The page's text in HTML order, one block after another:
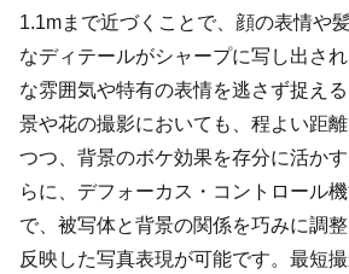
1.1mまで近づくことで、顔の表情や
なディテールがシャープに写し出さ
な雰囲気や特有の表情を逃さず捉え
景や花の撮影においても、程よい距
つつ、背景のボケ効果を存分に活か
らに、デフォーカス・コントロール
で、被写体と背景の関係を巧みに調
反映した写真表現が可能です。最短